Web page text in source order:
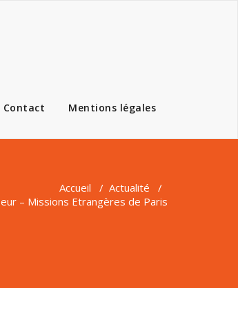
Contact Mentions légales
Accueil / Actualité /
– Missions Etrangères de Paris